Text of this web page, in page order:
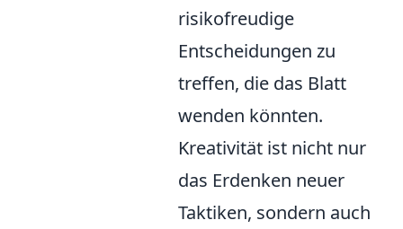
risikofreudige
Entscheidungen zu
treffen, die das Blatt
wenden könnten.
Kreativität ist nicht nur
das Erdenken neuer
Taktiken, sondern auch